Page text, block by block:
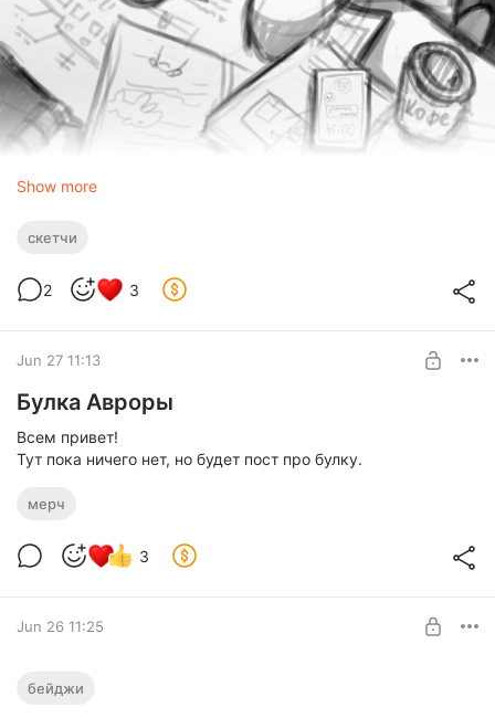
Show more
скетчи
2 3
Jun 27 11:13
Булка Авроры
Всем привет!
Тут пока ничего нет, но будет пост про булку.
мерч
3
Jun 26 11:25
Бейджи II
бейджи